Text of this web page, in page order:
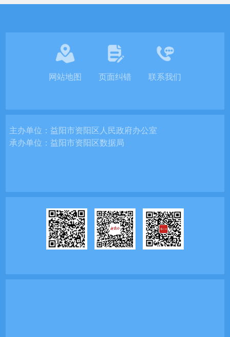
网站地图 页面纠错 联系我们
主办单位：益阳市资阳区人民政府办公室
承办单位：益阳市资阳区数据局